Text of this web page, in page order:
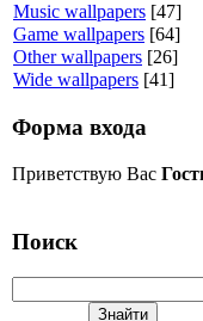
Music wallpapers [47]
Game wallpapers [64]
Other wallpapers [26]
Wide wallpapers [41]
Форма входа
Приветствую Вас
Поиск